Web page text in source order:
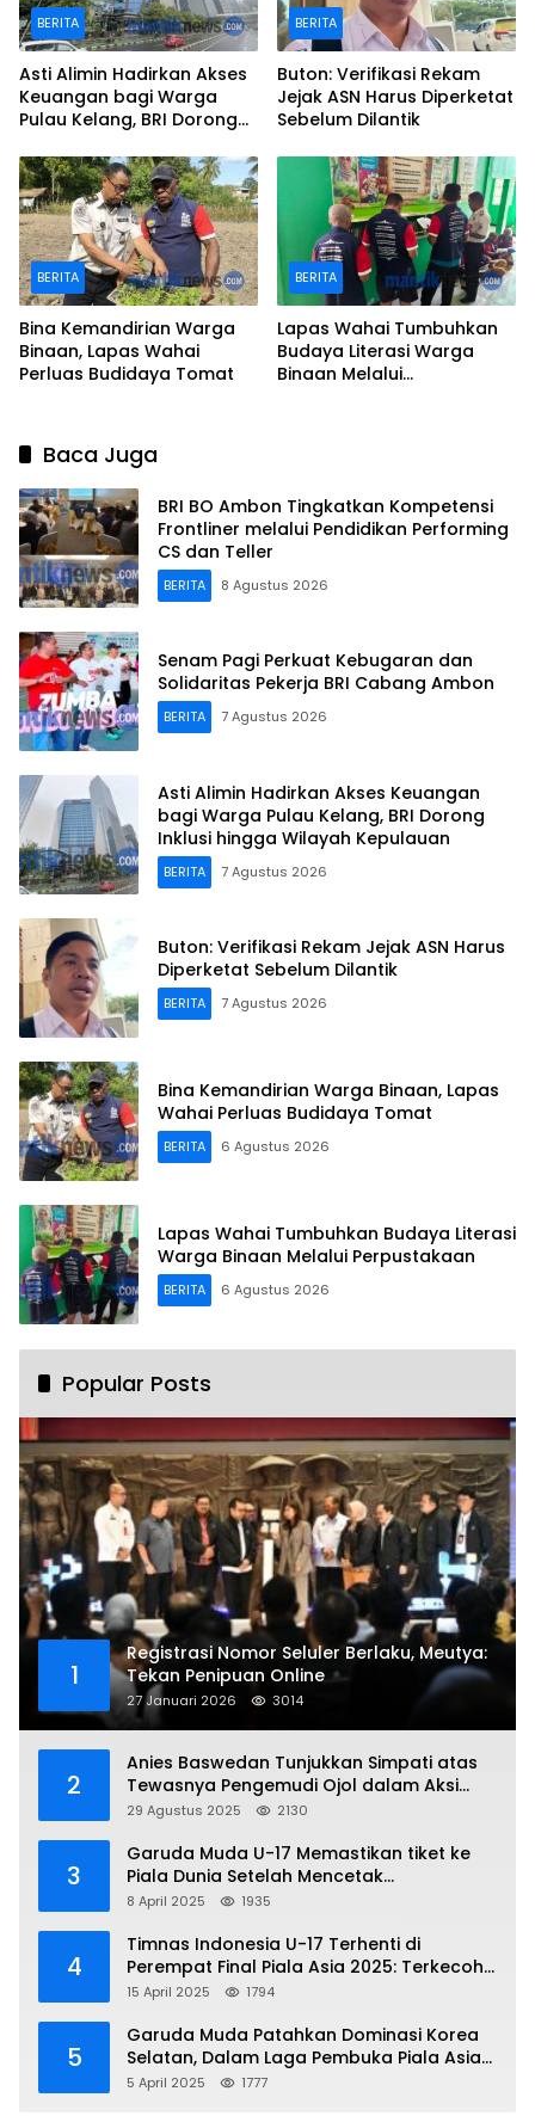
BERITA
Asti Alimin Hadirkan Akses
Keuangan bagi Warga
Pulau Kelang, BRI Dorong
Kepulauan
BERITA
Buton: Verifikasi Rekam
Jejak ASN Harus Diperketat
Sebelum Dilantik
BERITA
Bina Kemandirian Warga
Binaan, Lapas Wahai
Perluas Budidaya Tomat
BERITA
Lapas Wahai Tumbuhkan
Budaya Literasi Warga
Binaan Melalui
Baca Juga
BRI BO Ambon Tingkatkan Kompetensi
Frontliner melalui Pendidikan Performing
CS dan Teller
BERITA 8 Agustus 2026
Senam Pagi Perkuat Kebugaran dan
Solidaritas Pekerja BRI Cabang Ambon
BERITA 7 Agustus 2026
Asti Alimin Hadirkan Akses Keuangan
bagi Warga Pulau Kelang, BRI Dorong
Inklusi hingga Wilayah Kepulauan
BERITA 7 Agustus 2026
Buton: Verifikasi Rekam Jejak ASN Harus
Diperketat Sebelum Dilantik
BERITA 7 Agustus 2026
Bina Kemandirian Warga Binaan, Lapas
Wahai Perluas Budidaya Tomat
BERITA 6 Agustus 2026
Lapas Wahai Tumbuhkan Budaya Literasi
Warga Binaan Melalui Perpustakaan
BERITA 6 Agustus 2026
Popular Posts
1
Registrasi Nomor Seluler Berlaku, Meutya:
Tekan Penipuan Online
27 Januari 2026 3014
2
Anies Baswedan Tunjukkan Simpati atas
Tewasnya Pengemudi Ojol dalam Aksi
Demo
29 Agustus 2025 2130
3
Garuda Muda U-17 Memastikan tiket ke
Piala Dunia Setelah Mencetak
Kemenangan Gemilang atas Yaman 4-1 di
8 April 2025 1935
4
Timnas Indonesia U-17 Terhenti di
Perempat Final Piala Asia 2025: Terkecoh
Korea Utara
15 April 2025 1794
5
Garuda Muda Patahkan Dominasi Korea
Selatan, Dalam Laga Pembuka Piala Asia
2025 U-17
5 April 2025 1777